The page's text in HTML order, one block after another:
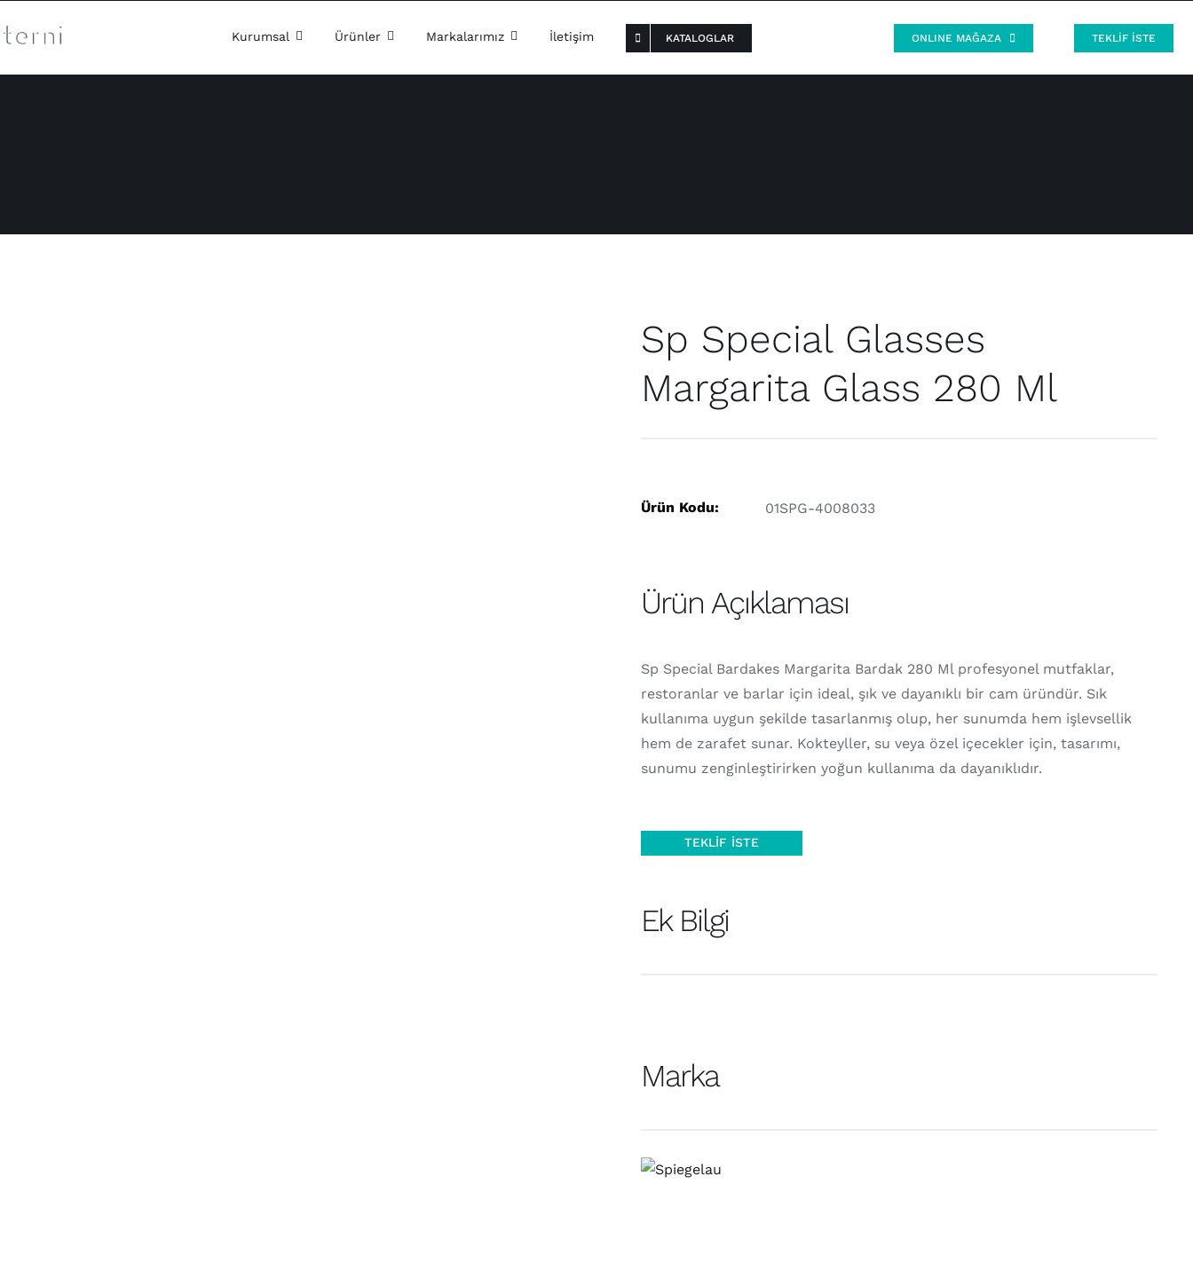
to
Kurumsal Ürünler Markalarımız İletişim KATALOGLAR ONLINE MAĞAZA TEKLİF İSTE
Sp Special Glasses
Margarita Glass 280 Ml
Ürün Kodu: 01SPG-4008033
Ürün Açıklaması
Sp Special Bardakes Margarita Bardak 280 Ml profesyonel mutfaklar,
restoranlar ve barlar için ideal, şık ve dayanıklı bir cam üründür. Sık
kullanıma uygun şekilde tasarlanmış olup, her sunumda hem işlevsellik
hem de zarafet sunar. Kokteyller, su veya özel içecekler için, tasarımı,
sunumu zenginleştirirken yoğun kullanıma da dayanıklıdır.
TEKLIF İSTE
Ek Bilgi
Marka